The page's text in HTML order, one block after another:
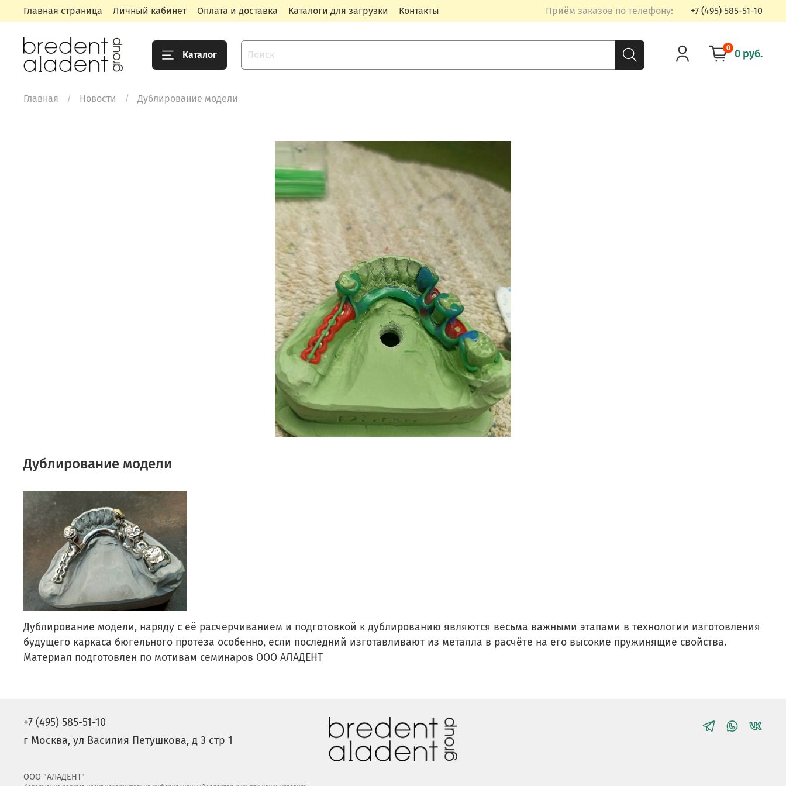
Главная страница Личный кабинет Оплата и доставка Каталоги для загрузки Контакты Приём заказов по телефону: +7 (495) 585-51-10
Каталог
0 0 руб.
Главная Новости Дублирование модели
Дублирование модели
Дублирование модели, наряду с её расчерчиванием и подготовкой к дублированию являются весьма важными этапами в технологии изготовления
будущего каркаса бюгельного протеза особенно, если последний изготавливают из металла в расчёте на его высокие пружинящие свойства.
Материал подготовлен по мотивам семинаров ООО АЛАДЕНТ
+7 (495) 585-51-10
г Москва, ул Василия Петушкова, д 3 стр 1
ООО "АЛАДЕНТ"